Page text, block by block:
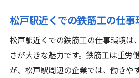
ト
鉄筋工としての未来と可
松戸駅近くでの鉄筋工の仕事
松戸駅近くでの鉄筋工の仕事環境は
さが大きな魅力です。鉄筋工は重労
が、松戸駅周辺の企業では、働きや